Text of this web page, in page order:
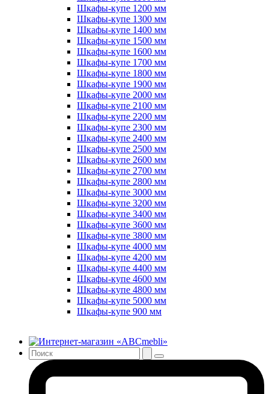
Шкафы-купе 1200 мм
Шкафы-купе 1300 мм
Шкафы-купе 1400 мм
Шкафы-купе 1500 мм
Шкафы-купе 1600 мм
Шкафы-купе 1700 мм
Шкафы-купе 1800 мм
Шкафы-купе 1900 мм
Шкафы-купе 2000 мм
Шкафы-купе 2100 мм
Шкафы-купе 2200 мм
Шкафы-купе 2300 мм
Шкафы-купе 2400 мм
Шкафы-купе 2500 мм
Шкафы-купе 2600 мм
Шкафы-купе 2700 мм
Шкафы-купе 2800 мм
Шкафы-купе 3000 мм
Шкафы-купе 3200 мм
Шкафы-купе 3400 мм
Шкафы-купе 3600 мм
Шкафы-купе 3800 мм
Шкафы-купе 4000 мм
Шкафы-купе 4200 мм
Шкафы-купе 4400 мм
Шкафы-купе 4600 мм
Шкафы-купе 4800 мм
Шкафы-купе 5000 мм
Шкафы-купе 900 мм